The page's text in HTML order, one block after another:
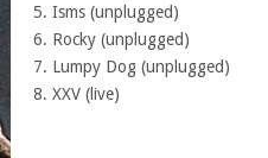
Isms (unplugged)
Rocky (unplugged)
Lumpy Dog (unplugged)
XXV (live)